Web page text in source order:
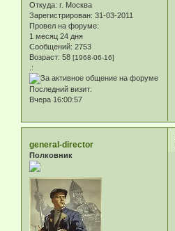
Откуда: г. Москва
Зарегистрирован: 31-03-2011
Провел на форуме:
1 месяц 24 дня
Сообщений: 2753
Возраст: 58 [1968-06-16]
.:
Последний визит:
Вчера 16:00:57
general-director
Полковник